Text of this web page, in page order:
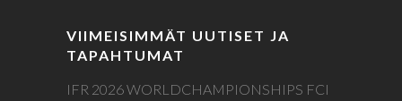
VIIMEISIMMÄT UUTISET JA
TAPAHTUMAT
IFR 2026 WORLDCHAMPIONSHIPS FCI